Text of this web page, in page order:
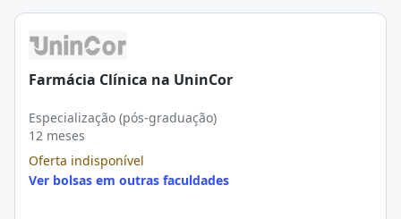
Farmácia Clínica na UninCor
Especialização (pós-graduação)
12 meses
Oferta indisponível
Ver bolsas em outras faculdades